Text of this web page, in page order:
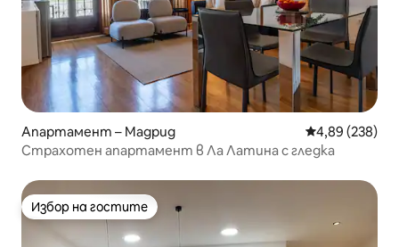
Апартамент – Мадрид Средна
4,89 (238)
Страхотен апартамент в Ла Латина с гледка
Избор на гостите
Избор на гостите